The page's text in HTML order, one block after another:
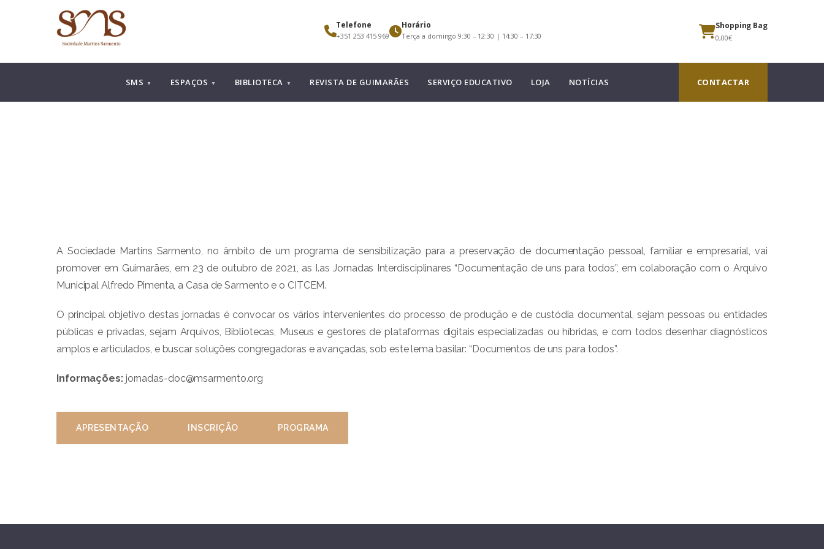
o
Telefone
+351 253 415 969
Horário
Terça a domingo 9:30 – 12:30 | 14:30 – 17:30
Shopping Bag
0,00€
SMS ESPAÇOS BIBLIOTECA REVISTA DE GUIMARÃES SERVIÇO EDUCATIVO LOJA NOTÍCIAS CONTACTAR
A Sociedade Martins Sarmento, no âmbito de um programa de sensibilização para a preservação de documentação pessoal, familiar e empresarial, vai
promover em Guimarães, em 23 de outubro de 2021, as I.as Jornadas Interdisciplinares “Documentação de uns para todos”, em colaboração com o Arquivo
Municipal Alfredo Pimenta, a Casa de Sarmento e o CITCEM.
O principal objetivo destas jornadas é convocar os vários intervenientes do processo de produção e de custódia documental, sejam pessoas ou entidades
públicas e privadas, sejam Arquivos, Bibliotecas, Museus e gestores de plataformas digitais especializadas ou híbridas, e com todos desenhar diagnósticos
amplos e articulados, e buscar soluções congregadoras e avançadas, sob este lema basilar: “Documentos de uns para todos”.
Informações:jornadas-doc@msarmento.org
APRESENTAÇÃO INSCRIÇÃO PROGRAMA